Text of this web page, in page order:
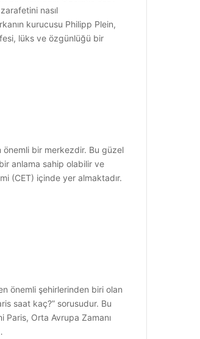
nasıl
kurucusu Philipp Plein,
lüks ve özgünlüğü bir
önemli bir merkezdir. Bu güzel
anlama sahip olabilir ve
(CET) içinde yer almaktadır.
önemli şehirlerinden biri olan
saat kaç?” sorusudur. Bu
Paris, Orta Avrupa Zamanı